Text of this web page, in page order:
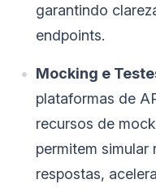
garantindo
endpoints.
Mocking e
plataformas de
recursos de
permitem simular
respostas,